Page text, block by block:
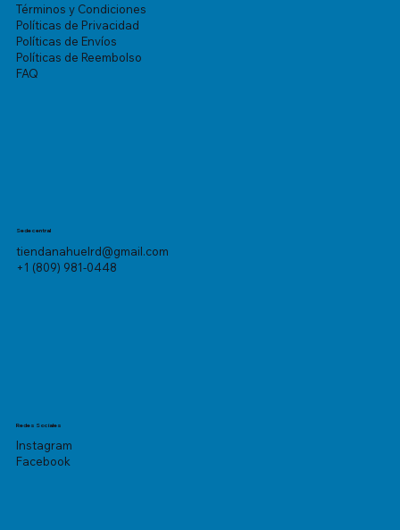
Términos y Condiciones
Políticas de Privacidad
Políticas de Envíos
Políticas de Reembolso
FAQ
Sede central
tiendanahuelrd@gmail.com
+1 (809) 981-0448
Redes Sociales
Instagram
Facebook